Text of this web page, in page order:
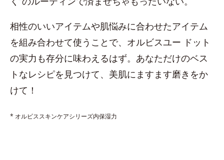
相性のいいアイテムや肌悩みに合わせたアイテム
を組み合わせて使うことで、オルビスユー ドット
の実力も存分に味わえるはず。あなただけのベス
トなレシピを見つけて、美肌にますます磨きをか
けて！
* オルビススキンケアシリーズ内保湿力